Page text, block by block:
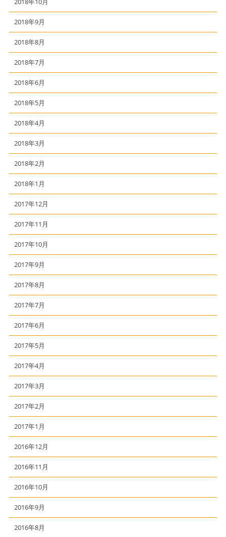
2018年9月
2018年8月
2018年7月
2018年6月
2018年5月
2018年4月
2018年3月
2018年2月
2018年1月
2017年12月
2017年11月
2017年10月
2017年9月
2017年8月
2017年7月
2017年6月
2017年5月
2017年4月
2017年3月
2017年2月
2017年1月
2016年12月
2016年11月
2016年10月
2016年9月
2016年8月